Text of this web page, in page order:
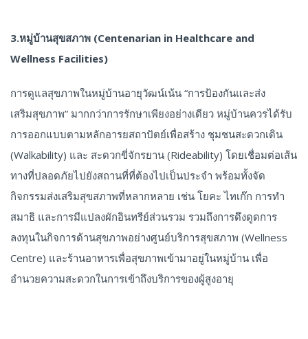
3.หมู่บ้านสุขสภาพ (Centenarian in Healthcare and
Wellness Facilities)
การดูแลสุขภาพในหมู่บ้านอายุวัฒน์เน้น “การป้องกันและส่ง
เสริมสุขภาพ” มากกว่าการรักษาเพียงอย่างเดียว หมู่บ้านควรได้รับ
การออกแบบตามหลักอารยสถาปัตย์เพื่อสร้าง ชุมชนสะดวกเดิน
(Walkability) และ สะดวกขี่จักรยาน (Rideability) โดยเชื่อมต่อเส้น
ทางที่ปลอดภัยไปยังสถานที่ที่ต้องไปเป็นประจำ พร้อมทั้งจัด
กิจกรรมส่งเสริมสุขสภาพที่หลากหลาย เช่น โยคะ ไทเก๊ก การทำ
สมาธิ และการมีแปลงผักอินทรีย์ส่วนรวม รวมถึงการดึงดูดการ
ลงทุนในกิจการด้านสุขภาพอย่างศูนย์บริการสุขสภาพ (Wellness
Centre) และร้านอาหารเพื่อสุขภาพเข้ามาอยู่ในหมู่บ้าน เพื่อ
อำนวยความสะดวกในการเข้าถึงบริการของผู้สูงอายุ